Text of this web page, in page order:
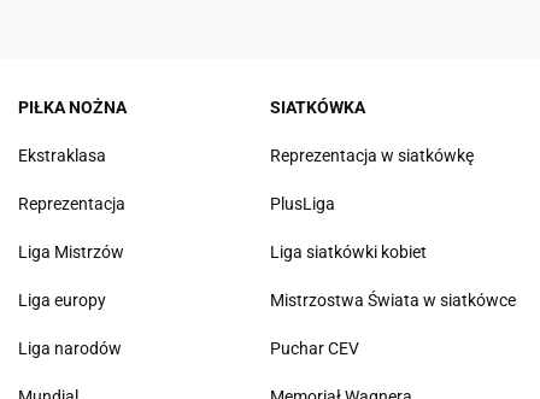
PIŁKA NOŻNA
Ekstraklasa
Reprezentacja
Liga Mistrzów
Liga europy
Liga narodów
SIATKÓWKA
Reprezentacja w siatkówkę
PlusLiga
Liga siatkówki kobiet
Mistrzostwa Świata w siatkówce
Puchar CEV